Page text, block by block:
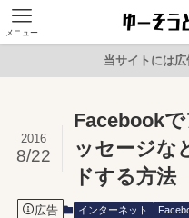
メニュー
当サイトには
Facebook
ッセージな
ドする方法
2016
8/22
広告 インターネット